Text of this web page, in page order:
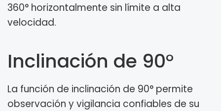
360° horizontalmente sin límite a alta
velocidad.
Inclinación de 90°
La función de inclinación de 90° permite
observación y vigilancia confiables de su